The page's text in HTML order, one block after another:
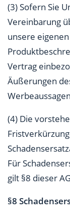
(3) Sofern Sie
Vereinbarung
unsere
Vertrag
Äußerungen
(4) Die
Für
gilt §8 dieser
§8